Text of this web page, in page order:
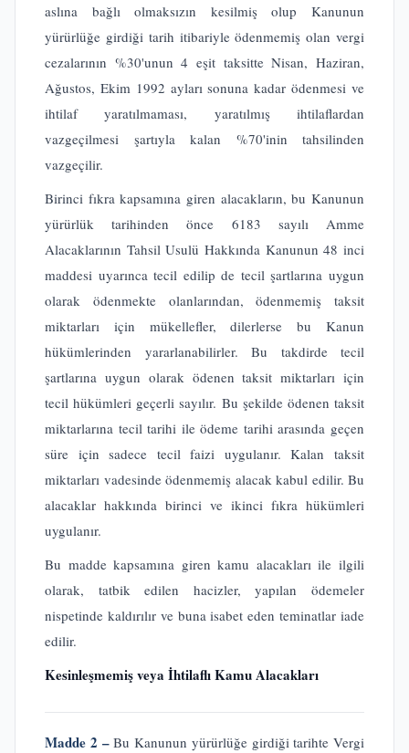
aslına bağlı olmaksızın kesilmiş olup Kanunun
yürürlüğe girdiği tarih itibariyle ödenmemiş olan vergi
cezalarının %30'unun 4 eşit taksitte Nisan, Haziran,
Ağustos, Ekim 1992 ayları sonuna kadar ödenmesi ve
ihtilaf yaratılmaması, yaratılmış ihtilaflardan
vazgeçilmesi şartıyla kalan %70'inin tahsilinden
vazgeçilir.
Birinci fıkra kapsamına giren alacakların, bu Kanunun
yürürlük tarihinden önce 6183 sayılı Amme
Alacaklarının Tahsil Usulü Hakkında Kanunun 48 inci
maddesi uyarınca tecil edilip de tecil şartlarına uygun
olarak ödenmekte olanlarından, ödenmemiş taksit
miktarları için mükellefler, dilerlerse bu Kanun
hükümlerinden yararlanabilirler. Bu takdirde tecil
şartlarına uygun olarak ödenen taksit miktarları için
tecil hükümleri geçerli sayılır. Bu şekilde ödenen taksit
miktarlarına tecil tarihi ile ödeme tarihi arasında geçen
süre için sadece tecil faizi uygulanır. Kalan taksit
miktarları vadesinde ödenmemiş alacak kabul edilir. Bu
alacaklar hakkında birinci ve ikinci fıkra hükümleri
uygulanır.
Bu madde kapsamına giren kamu alacakları ile ilgili
olarak, tatbik edilen hacizler, yapılan ödemeler
nispetinde kaldırılır ve buna isabet eden teminatlar iade
edilir.
Kesinleşmemiş veya İhtilaflı Kamu Alacakları
Madde 2 –Bu Kanunun yürürlüğe girdiği tarihte Vergi